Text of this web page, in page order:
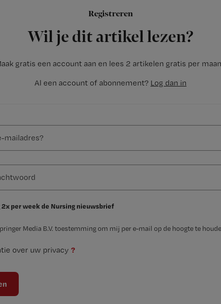
Registreren
Wil je dit artikel lezen?
gratis een account aan en lees 2 artikelen gratis per
Al een account of abonnement? Log dan in
2x per week de Nursing nieuwsbrief
Media B.V. toestemming om mij per e-mail op de hoogte te
over uw privacy ?